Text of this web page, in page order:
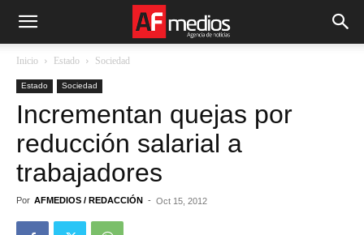
Inicio Estado Sociedad
Estado Sociedad
Incrementan quejas por
reducción salarial a
trabajadores
Por AFMEDIOS / REDACCIÓN - Oct 15, 2012